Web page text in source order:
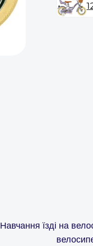
Навчання їзді на